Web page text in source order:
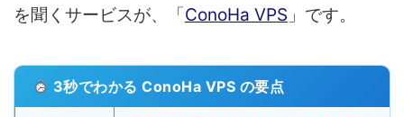
を聞くサービスが、「ConoHa VPS 」です。
3秒でわかる ConoHa VPS の要点